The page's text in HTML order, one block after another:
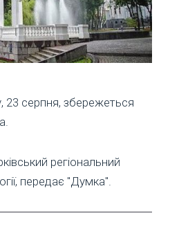
23 серпня, збережеться
регіональний
передає "Думка".